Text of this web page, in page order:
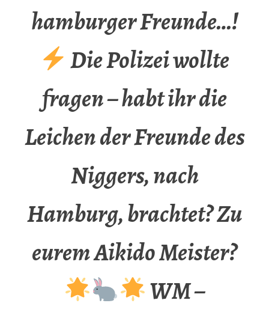
hamburger Freunde…!
Die Polizei wollte
fragen – habt ihr die
Leichen der Freunde des
Niggers, nach
Hamburg, brachtet? Zu
eurem Aikido Meister?
WM –